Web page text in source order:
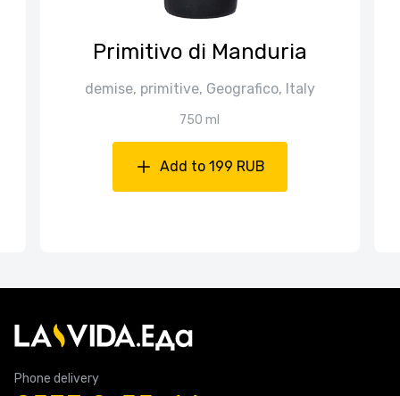
Primitivo di Manduria
demise, primitive, Geografico, Italy
750 ml
Add to 199 RUB
Phone delivery